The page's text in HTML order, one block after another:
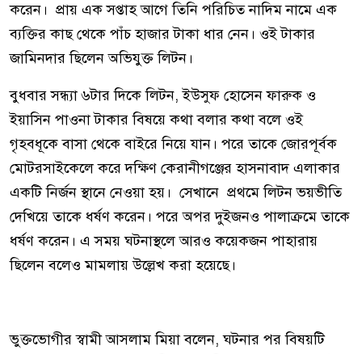
করেন। প্রায় এক সপ্তাহ আগে তিনি পরিচিত নাদিম নামে এক
ব্যক্তির কাছ থেকে পাঁচ হাজার টাকা ধার নেন। ওই টাকার
জামিনদার ছিলেন অভিযুক্ত লিটন।
বুধবার সন্ধ্যা ৬টার দিকে লিটন, ইউসুফ হোসেন ফারুক ও
ইয়াসিন পাওনা টাকার বিষয়ে কথা বলার কথা বলে ওই
গৃহবধূকে বাসা থেকে বাইরে নিয়ে যান। পরে তাকে জোরপূর্বক
মোটরসাইকেলে করে দক্ষিণ কেরানীগঞ্জের হাসনাবাদ এলাকার
একটি নির্জন স্থানে নেওয়া হয়। সেখানে প্রথমে লিটন ভয়ভীতি
দেখিয়ে তাকে ধর্ষণ করেন। পরে অপর দুইজনও পালাক্রমে তাকে
ধর্ষণ করেন। এ সময় ঘটনাস্থলে আরও কয়েকজন পাহারায়
ছিলেন বলেও মামলায় উল্লেখ করা হয়েছে।
ভুক্তভোগীর স্বামী আসলাম মিয়া বলেন, ঘটনার পর বিষয়টি